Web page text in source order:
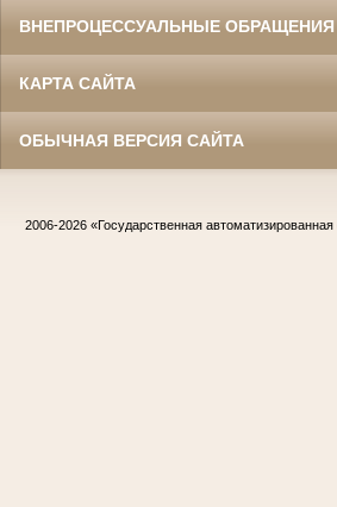
ВНЕПРОЦЕССУАЛЬНЫЕ ОБРАЩЕНИЯ
КАРТА САЙТА
ОБЫЧНАЯ ВЕРСИЯ САЙТА
2006-2026 «Государственная